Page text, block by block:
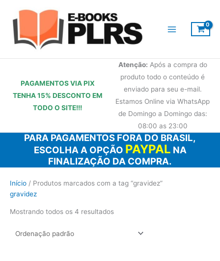
conteúdo
PAGAMENTOS VIA PIX
TENHA 15% DESCONTO EM
TODO O SITE!!!
Atenção: Após a compra do
produto todo o conteúdo é
enviado para seu e-mail.
Estamos Online via WhatsApp
de Domingo a Domingo das:
08:00 as 23:00
PARA PAGAMENTOS FORA DO BRASIL,
ESCOLHA A OPÇÃO PAYPAL NA
FINALIZAÇÃO DA COMPRA.
Início / Produtos marcados com a tag “gravidez”
gravidez
Mostrando todos os 4 resultados